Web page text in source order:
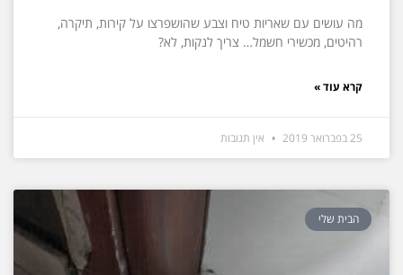
מה עושים עם שאריות טיח וצבע שהושפרצו על קירות, תיקרה,
רהיטים, מכשירי חשמל… צריך לנקות, לא?
קרא עוד »
25 בפברואר 2019 אין תגובות
הבית שלי